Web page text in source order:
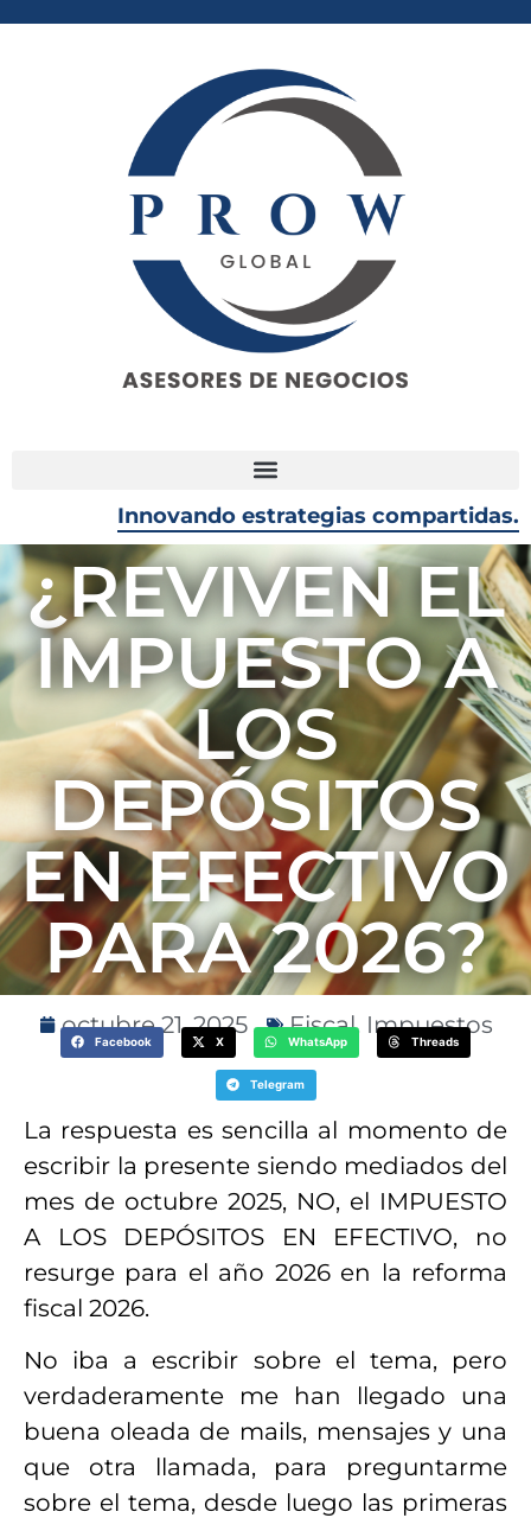
Innovando estrategias compartidas.
¿REVIVEN EL
IMPUESTO A
LOS
DEPÓSITOS
EN EFECTIVO
PARA 2026?
octubre 21, 2025 Fiscal, Impuestos
Facebook X WhatsApp Threads
Telegram
La respuesta es sencilla al momento de
escribir la presente siendo mediados del
mes de octubre 2025, NO, el IMPUESTO
A LOS DEPÓSITOS EN EFECTIVO, no
resurge para el año 2026 en la reforma
fiscal 2026.
No iba a escribir sobre el tema, pero
verdaderamente me han llegado una
buena oleada de mails, mensajes y una
que otra llamada, para preguntarme
sobre el tema, desde luego las primeras